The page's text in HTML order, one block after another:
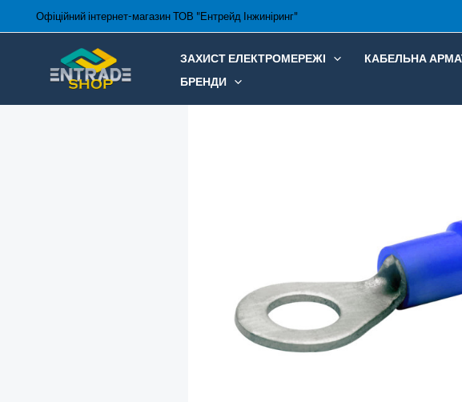
Перейти
до
Офіційний інтернет-магазин ТОВ "Ентрейд Інжиніринг"
ЗАХИСТ ЕЛЕКТРОМЕРЕЖІ КАБЕЛЬНА
БРЕНДИ